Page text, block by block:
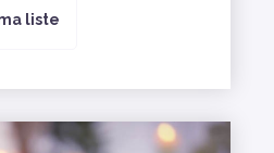
liste